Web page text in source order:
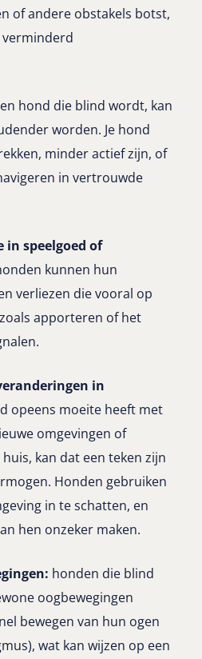
of andere obstakels botst,
verminderd
hond die blind wordt, kan
worden. Je hond
minder actief zijn, of
in vertrouwde
in speelgoed of
kunnen hun
verliezen die vooral op
apporteren of het
in
opeens moeite heeft met
omgevingen of
kan dat een teken zijn
Honden gebruiken
in te schatten, en
hen onzeker maken.
honden die blind
oogbewegingen
bewegen van hun ogen
wat kan wijzen op een